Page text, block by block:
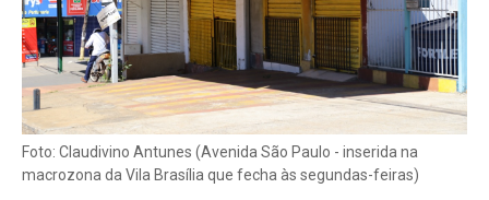
Foto: Claudivino Antunes (Avenida São Paulo - inserida na
macrozona da Vila Brasília que fecha às segundas-feiras)